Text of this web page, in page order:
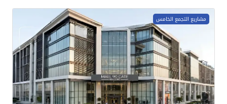
مشاريع التجمع الخامس